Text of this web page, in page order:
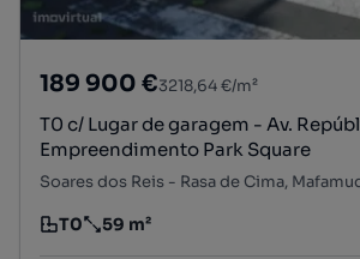
189 900 €3218,64 €/m²
T0 c/ Lugar de garagem - Av.
Empreendimento Park Square
Tipologia
T0
Preço por metro quadrado
59 m²